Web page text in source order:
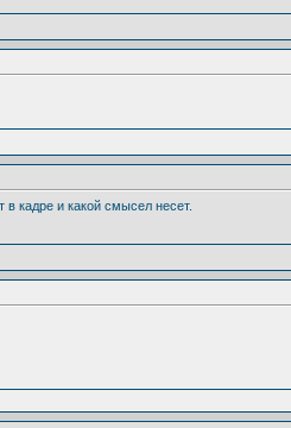
кадре и какой смысел несет.